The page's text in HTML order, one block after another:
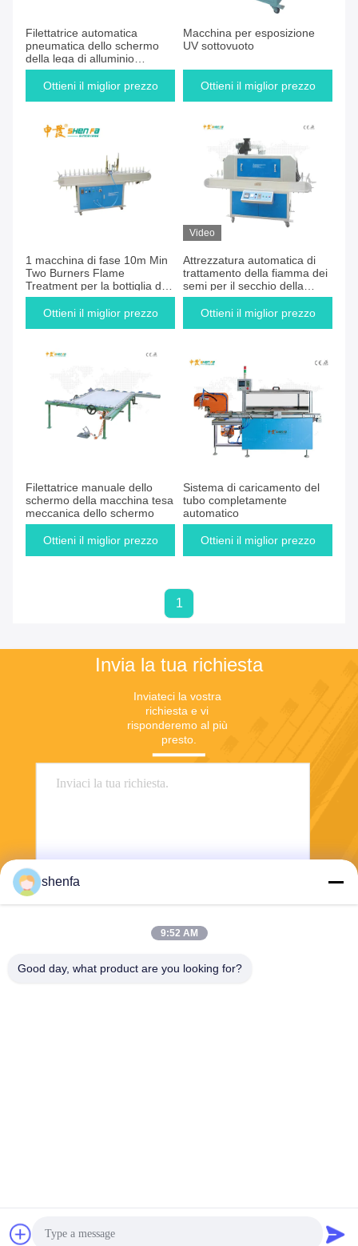
Filettatrice automatica
pneumatica dello schermo
della lega di alluminio
30N/CM
Ottieni il miglior prezzo
Macchina per esposizione
UV sottovuoto
Ottieni il miglior prezzo
1 macchina di fase 10m Min
Two Burners Flame
Treatment per la bottiglia dei
pp
Ottieni il miglior prezzo
Video
Attrezzatura automatica di
trattamento della fiamma dei
semi per il secchio della
bottiglia di vetro dei pp
Ottieni il miglior prezzo
Filettatrice manuale dello
schermo della macchina tesa
meccanica dello schermo
Ottieni il miglior prezzo
Sistema di caricamento del
tubo completamente
automatico
Ottieni il miglior prezzo
1
Invia la tua richiesta
Inviateci la vostra
richiesta e vi
risponderemo al più
presto.
shenfa
9:52 AM
Good day, what product are you looking for?